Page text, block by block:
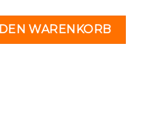
MengeWARENKORB